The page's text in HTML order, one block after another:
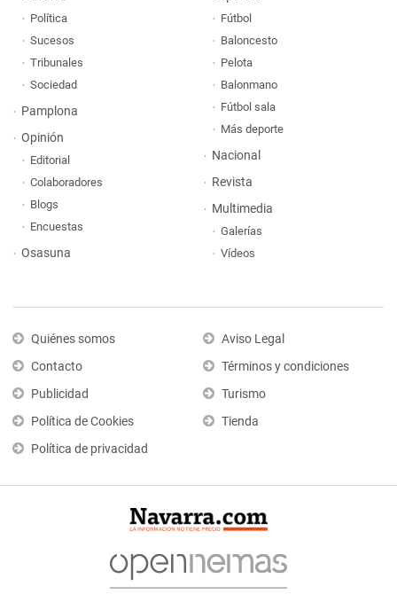
Política
Sucesos
Tribunales
Sociedad
Pamplona
Opinión
Editorial
Colaboradores
Blogs
Encuestas
Osasuna
Fútbol
Baloncesto
Pelota
Balonmano
Fútbol sala
Más deporte
Nacional
Revista
Multimedia
Galerías
Vídeos
Quiénes somos
Contacto
Publicidad
Política de Cookies
Política de privacidad
Aviso Legal
Términos y condiciones
Turismo
Tienda